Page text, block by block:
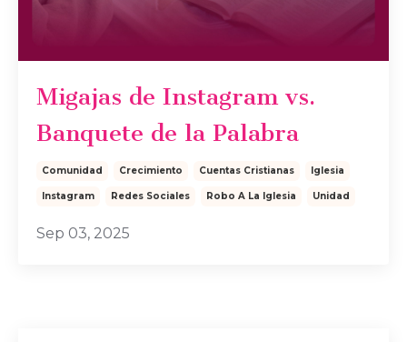
Migajas de Instagram vs.
Banquete de la Palabra
Comunidad Crecimiento Cuentas Cristianas Iglesia
Instagram Redes Sociales Robo A La Iglesia Unidad
Sep 03, 2025